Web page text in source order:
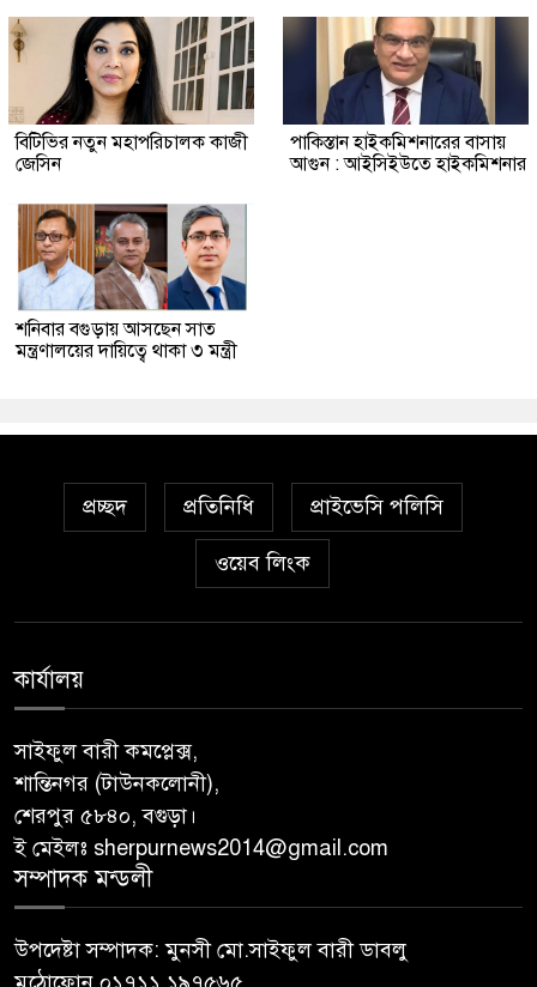
বিটিভির নতুন মহাপরিচালক কাজী
জেসিন
পাকিস্তান হাইকমিশনারের বাসায়
আগুন : আইসিইউতে হাইকমিশনার
শনিবার বগুড়ায় আসছেন সাত
মন্ত্রণালয়ের দায়িত্বে থাকা ৩ মন্ত্রী
প্রচ্ছদ প্রতিনিধি প্রাইভেসি পলিসি
ওয়েব লিংক
কার্যালয়
সাইফুল বারী কমপ্লেক্স,
শান্তিনগর (টাউনকলোনী),
শেরপুর ৫৮৪০, বগুড়া।
ই মেইলঃ sherpurnews2014@gmail.com
সম্পাদক মন্ডলী
উপদেষ্টা সম্পাদক: মুনসী মো.সাইফুল বারী ডাবলু